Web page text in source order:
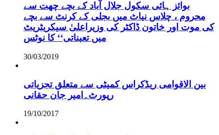
بوائز ہائی سکول جلال آباد کے بچے چھت سے
محروم ، چلاس نیاٹ میں بجلی کے کرنٹ سے بچے
کی موت اور خاتون ڈاکٹر کی وزیراعلیٰ سیکریٹریٹ
میں تعیناتی‘‘ کا نوٹس
30/03/2019
بین الاقوامی ریڈکراس کمیٹی سے متعلق تجزیاتی
رپورٹ۔امیر جان حقانی
19/10/2017